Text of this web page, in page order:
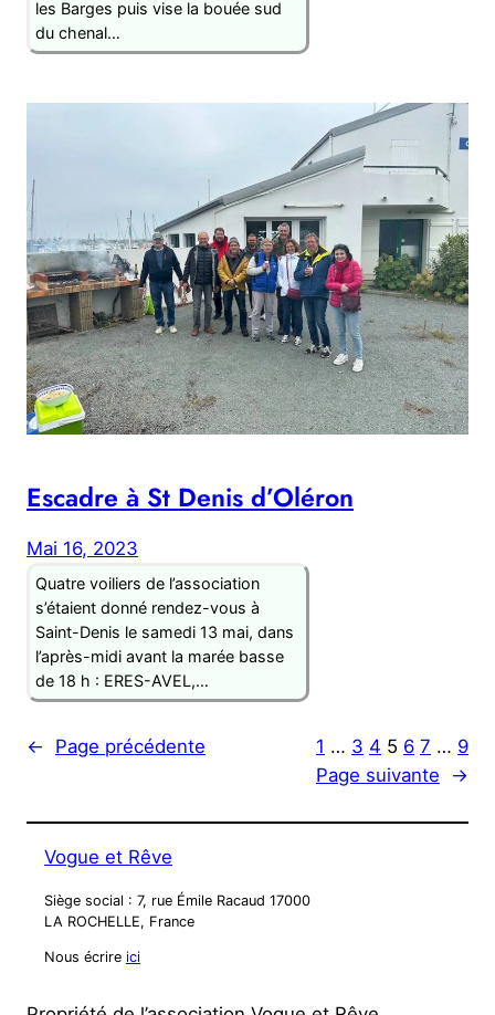
les Barges puis vise la bouée sud
du chenal…
Escadre à St Denis d’Oléron
Mai 16, 2023
Quatre voiliers de l’association
s’étaient donné rendez-vous à
Saint-Denis le samedi 13 mai, dans
l’après-midi avant la marée basse
de 18 h : ERES-AVEL,…
← Page précédente 1 … 3 4 5 6 7 … 9
Page suivante
→
Vogue et Rêve
Siège social : 7, rue Émile Racaud 17000
LA ROCHELLE, France
Nous écrire ici